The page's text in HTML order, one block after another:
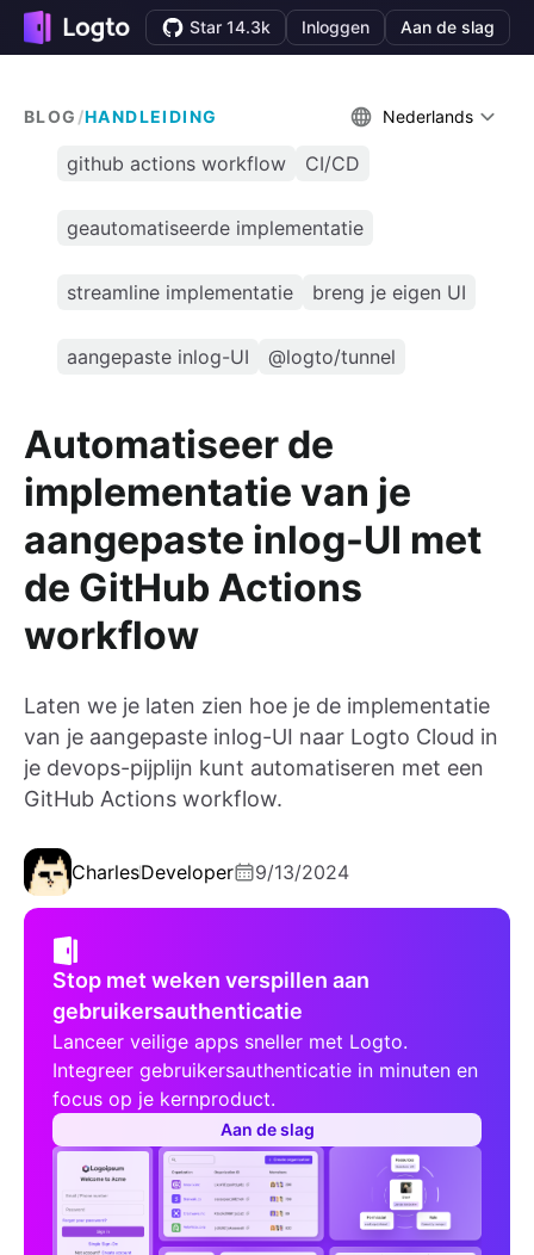
Star 14.3k Inloggen Aan de slag
BLOG /HANDLEIDING Nederlands
github actions workflow CI/CD
geautomatiseerde implementatie
streamline implementatie breng je eigen UI
aangepaste inlog-UI @logto/tunnel
Automatiseer de
implementatie van je
aangepaste inlog-UI met
de GitHub Actions
workflow
Laten we je laten zien hoe je de implementatie
van je aangepaste inlog-UI naar Logto Cloud in
je devops-pijplijn kunt automatiseren met een
GitHub Actions workflow.
CharlesDeveloper 9/13/2024
Stop met weken verspillen aan
gebruikersauthenticatie
Lanceer veilige apps sneller met Logto.
Integreer gebruikersauthenticatie in minuten en
focus op je kernproduct.
Aan de slag